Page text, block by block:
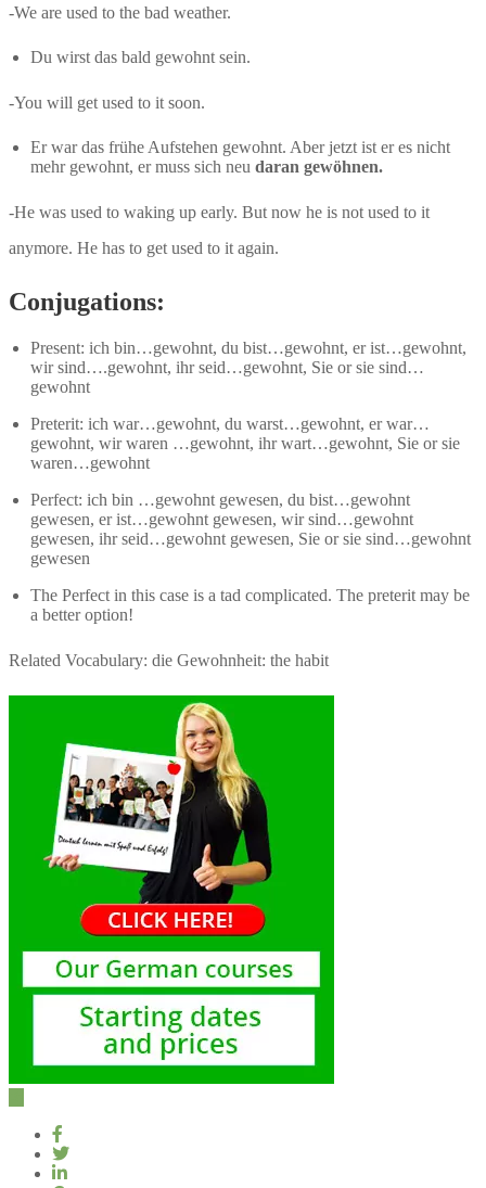
-We are used to the bad weather.
Du wirst das bald gewohnt sein.
-You will get used to it soon.
Er war das frühe Aufstehen gewohnt. Aber jetzt ist er es nicht
mehr gewohnt, er muss sich neu daran gewöhnen.
-He was used to waking up early. But now he is not used to it
anymore. He has to get used to it again.
Conjugations:
Present: ich bin…gewohnt, du bist…gewohnt, er ist…gewohnt,
wir sind….gewohnt, ihr seid…gewohnt, Sie or sie sind…
gewohnt
Preterit: ich war…gewohnt, du warst…gewohnt, er war…
gewohnt, wir waren …gewohnt, ihr wart…gewohnt, Sie or sie
waren…gewohnt
Perfect: ich bin …gewohnt gewesen, du bist…gewohnt
gewesen, er ist…gewohnt gewesen, wir sind…gewohnt
gewesen, ihr seid…gewohnt gewesen, Sie or sie sind…gewohnt
gewesen
The Perfect in this case is a tad complicated. The preterit may be
a better option!
Related Vocabulary: die Gewohnheit: the habit